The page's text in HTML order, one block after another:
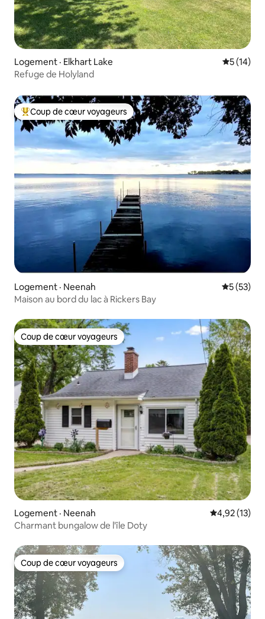
Logement · Elkhart Lake Note
5 (14)
Refuge de Holyland
Coup de cœur voyageurs parmi les plus aimés
Coup de cœur voyageurs
Logement · Neenah Note
5 (53)
Maison au bord du lac à Rickers Bay
Coup de cœur voyageurs
Coup de cœur voyageurs
Logement · Neenah Note
4,92 (13)
Charmant bungalow de l'île Doty
Coup de cœur voyageurs
Coup de cœur voyageurs